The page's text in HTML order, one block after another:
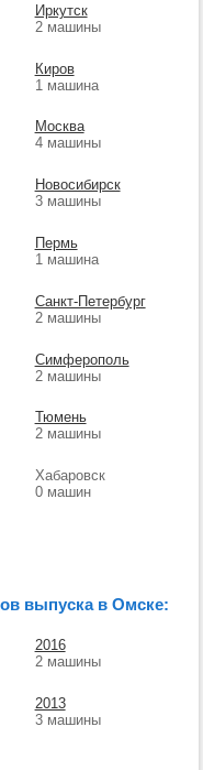
Иркутск
2 машины
Киров
1 машина
Москва
4 машины
Новосибирск
3 машины
Пермь
1 машина
Санкт-Петербург
2 машины
Симферополь
2 машины
Тюмень
2 машины
Хабаровск
0 машин
выпуска в Омске:
2016
2 машины
2013
3 машины